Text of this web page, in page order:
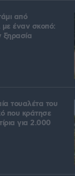
από
έναν σκοπό:
ξηρασία
τουαλέτα του
που κράτησε
για 2.000